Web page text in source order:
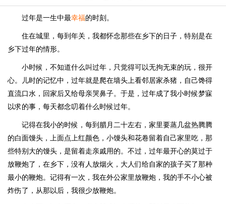
过年是一生中最幸福的时刻。
住在城里，每到年关，我都怀念那些在乡下的日子，特别是在
乡下过年的情形。
小时候，不知道什么叫过年，只觉得可以无拘无束的玩，很开
心。儿时的记忆中，过年就是爬在墙头上看邻居家杀猪，自己馋得
直流口水，回家后又给母亲哭鼻子。于是，过年成了我小时候梦寐
以求的事，每天都念叨着什么时候过年。
记得在我小的时候，每到腊月二十左右，家里要蒸几盆热腾腾
的白面馒头，上面点上红颜色，小馒头和花卷留着自己家里吃，那
些特别大的馒头，是留着走亲戚用的。不过，过年最开心的莫过于
放鞭炮了，在乡下，没有人放烟火，大人们给自家的孩子买了那种
最小的鞭炮。记得有一次，我在外公家里放鞭炮，我的手不小心被
炸伤了，从那以后，我很少放鞭炮。